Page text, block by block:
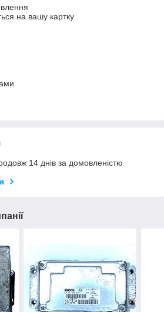
на вашу картку
14 днів за домовленістю